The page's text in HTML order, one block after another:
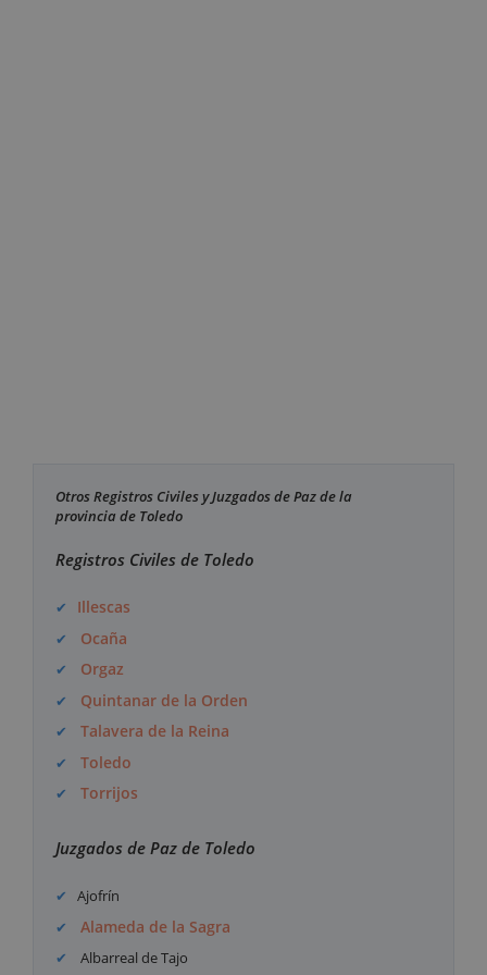
Otros Registros Civiles y Juzgados de Paz de la
provincia de Toledo
Registros Civiles de Toledo
Illescas
Ocaña
Orgaz
Quintanar de la Orden
Talavera de la Reina
Toledo
Torrijos
Juzgados de Paz de Toledo
Ajofrín
Alameda de la Sagra
Albarreal de Tajo